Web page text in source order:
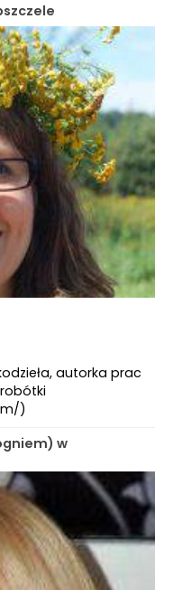
autorka prac
)
w